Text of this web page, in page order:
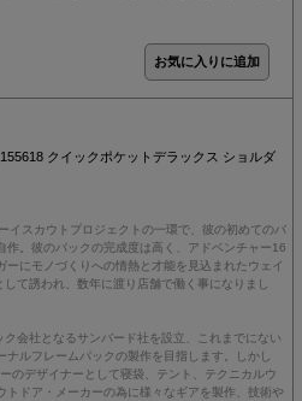
クイックポケットデラックス ショルダ
イスカウトプロジェクトの一環で、彼の初めてのバ
作。彼のパックの完成度は高く、アドベンチャー16
にモノづくりへの情熱と才能を見込まれたウェイ
て誘われ、数年に渡り店舗で働く事になりまし
会社となるサンバード社を設立、これまでにない
ルフレームパックの製作を目指します。しかし
のデザイナーとして寝袋、テント、テクニカルウ
トドア・メーカーの為に様々なギアを製作、技術や